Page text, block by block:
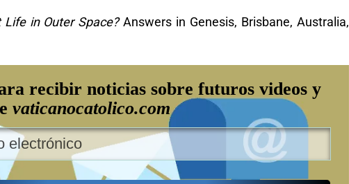
in Outer Space?Answers in Genesis, Brisbane, Australia,
recibir noticias sobre futuros videos y
vaticanocatolico.com